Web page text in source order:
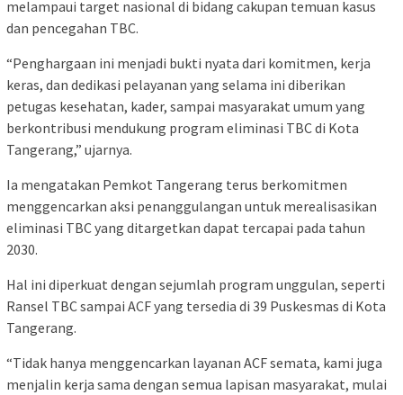
melampaui target nasional di bidang cakupan temuan kasus
dan pencegahan TBC.
“Penghargaan ini menjadi bukti nyata dari komitmen, kerja
keras, dan dedikasi pelayanan yang selama ini diberikan
petugas kesehatan, kader, sampai masyarakat umum yang
berkontribusi mendukung program eliminasi TBC di Kota
Tangerang,” ujarnya.
Ia mengatakan Pemkot Tangerang terus berkomitmen
menggencarkan aksi penanggulangan untuk merealisasikan
eliminasi TBC yang ditargetkan dapat tercapai pada tahun
2030.
Hal ini diperkuat dengan sejumlah program unggulan, seperti
Ransel TBC sampai ACF yang tersedia di 39 Puskesmas di Kota
Tangerang.
“Tidak hanya menggencarkan layanan ACF semata, kami juga
menjalin kerja sama dengan semua lapisan masyarakat, mulai